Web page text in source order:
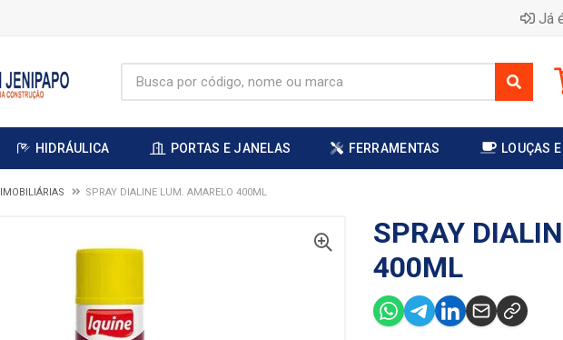
Já
HIDRÁULICA PORTAS E JANELAS FERRAMENTAS LOUÇAS
IMOBILIÁRIAS SPRAY DIALINE LUM. AMARELO 400ML
SPRAY
400ML